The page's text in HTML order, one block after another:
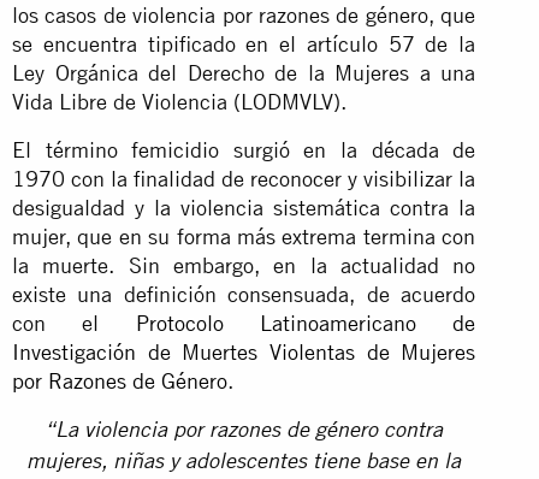
los casos de violencia por razones de género, que
se encuentra tipificado en el artículo 57 de la
Ley Orgánica del Derecho de la Mujeres a una
Vida Libre de Violencia (LODMVLV).
El término femicidio surgió en la década de
1970 con la finalidad de reconocer y visibilizar la
desigualdad y la violencia sistemática contra la
mujer, que en su forma más extrema termina con
la muerte. Sin embargo, en la actualidad no
existe una definición consensuada, de acuerdo
con el Protocolo Latinoamericano de
Investigación de Muertes Violentas de Mujeres
por Razones de Género.
“La violencia por razones de género contra
mujeres, niñas y adolescentes tiene base en la